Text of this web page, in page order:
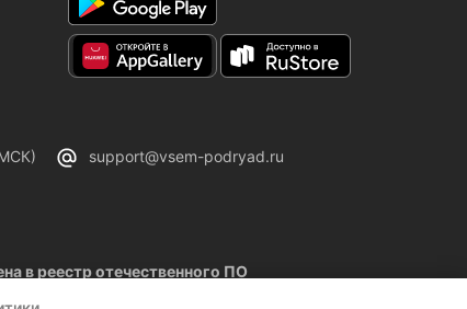
support@vsem-podryad.ru
в реестр отечественного ПО